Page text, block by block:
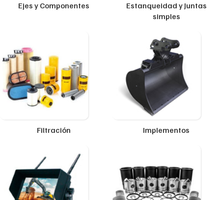
Ejes y Componentes
Estanqueidad y Juntas
simples
Filtración Implementos